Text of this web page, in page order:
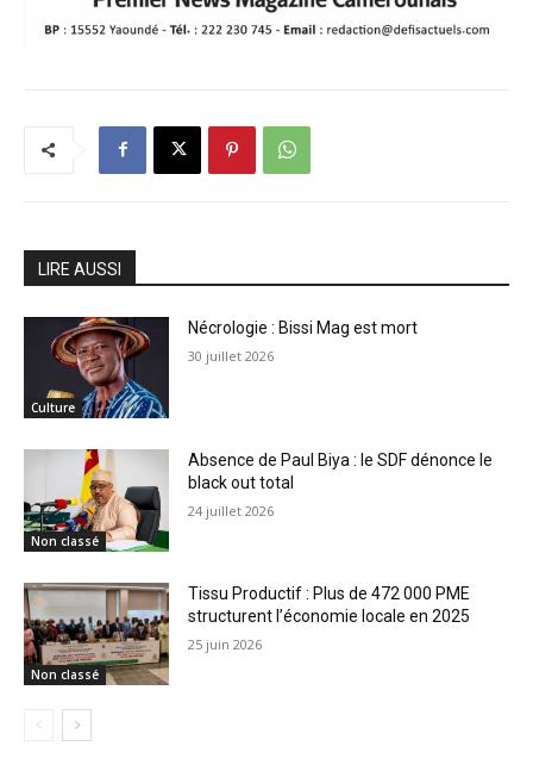
LIRE AUSSI
Culture
Nécrologie : Bissi Mag est mort
30 juillet 2026
Non classé
Absence de Paul Biya : le SDF dénonce le
black out total
24 juillet 2026
Non classé
Tissu Productif : Plus de 472 000 PME
structurent l’économie locale en 2025
25 juin 2026